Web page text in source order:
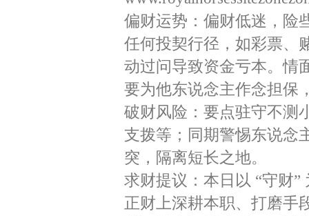
偏财运势：偏财低迷，险
任何投契行径，如彩票、
动过问导致资金亏本。情
要为他东说念主作念担保
破财风险：要点驻守不测
支拨等；同期警惕东说念
突，隔离短长之地。
求财提议：本日以 “守财
正财上深耕本职、打磨手